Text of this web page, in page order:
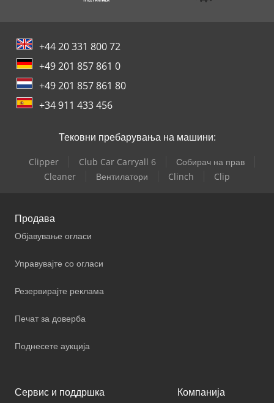
+44 20 331 800 72
+49 201 857 861 0
+49 201 857 861 80
+34 911 433 456
Тековни пребарувања на машини:
Clipper Club Car Carryall 6
Собирач на прав
Cleaner
Вентилатори Clinch Clip
Продава
Објавување огласи
Управувајте со огласи
Резервирајте реклама
Печат за доверба
Поднесете аукција
Сервис и поддршка Компанија